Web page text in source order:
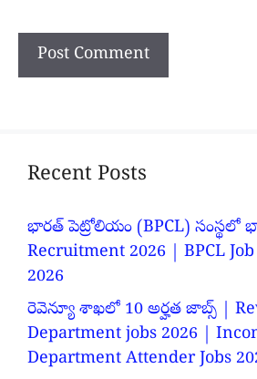
Recent Posts
భారత్ పెట్రోలియం (BPCL) సంస్థలో
Recruitment 2026 | BPCL
2026
రెవెన్యూ శాఖలో 10 అర్హత జాబ్స్ |
Department jobs 2026 |
Department Attender Jobs